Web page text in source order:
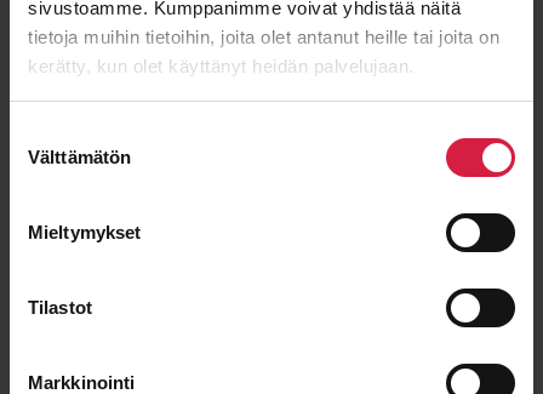
sivustoamme. Kumppanimme voivat yhdistää näitä
tietoja muihin tietoihin, joita olet antanut heille tai joita on
kerätty, kun olet käyttänyt heidän palvelujaan.
valinta
Välttämätön
Mieltymykset
Tilastot
Markkinointi
Viesti